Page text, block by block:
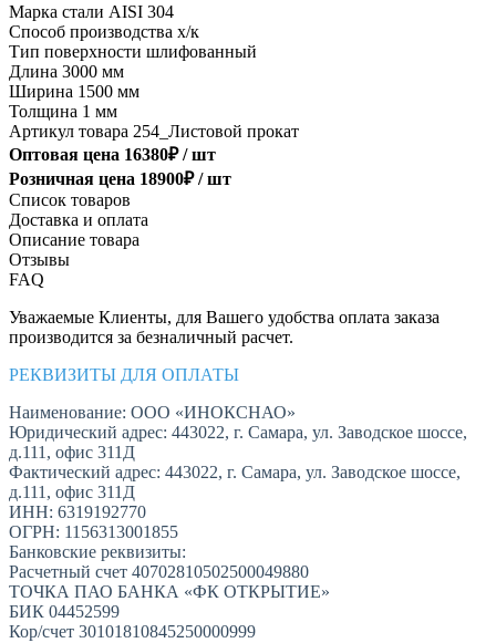
Марка стали AISI 304
Способ производства х/к
Тип поверхности шлифованный
Длина 3000 мм
Ширина 1500 мм
Толщина 1 мм
Артикул товара 254_Листовой прокат
Оптовая цена 16380₽ /шт
Розничная цена 18900₽ /шт
Список товаров
Доставка и оплата
Описание товара
Отзывы
FAQ
Уважаемые Клиенты, для Вашего удобства оплата заказа
производится за безналичный расчет.
РЕКВИЗИТЫ ДЛЯ ОПЛАТЫ
Наименование: ООО «ИНОКСНАО»
Юридический адрес: 443022, г. Самара, ул. Заводское шоссе,
д.111, офис 311Д
Фактический адрес: 443022, г. Самара, ул. Заводское шоссе,
д.111, офис 311Д
ИНН: 6319192770
ОГРН: 1156313001855
Банковские реквизиты:
Расчетный счет 40702810502500049880
ТОЧКА ПАО БАНКА «ФК ОТКРЫТИЕ»
БИК 04452599
Кор/счет 30101810845250000999